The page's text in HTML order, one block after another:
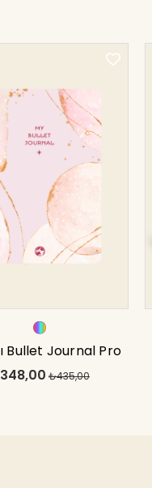
Bullet Journal Pro
Rose Gold 17x24
₺435,00